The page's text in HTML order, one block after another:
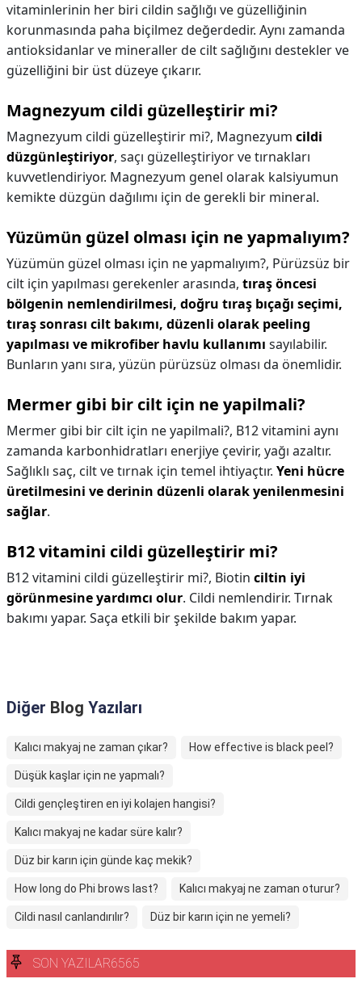
vitaminlerinin her biri cildin sağlığı ve güzelliğinin
korunmasında paha biçilmez değerdedir. Aynı zamanda
antioksidanlar ve mineraller de cilt sağlığını destekler ve
güzelliğini bir üst düzeye çıkarır.
Magnezyum cildi güzelleştirir mi?
Magnezyum cildi güzelleştirir mi?, Magnezyum cildi
düzgünleştiriyor, saçı güzelleştiriyor ve tırnakları
kuvvetlendiriyor. Magnezyum genel olarak kalsiyumun
kemikte düzgün dağılımı için de gerekli bir mineral.
Yüzümün güzel olması için ne yapmalıyım?
Yüzümün güzel olması için ne yapmalıyım?, Pürüzsüz bir
cilt için yapılması gerekenler arasında, tıraş öncesi
bölgenin nemlendirilmesi, doğru tıraş bıçağı seçimi,
tıraş sonrası cilt bakımı, düzenli olarak peeling
yapılması ve mikrofiber havlu kullanımı sayılabilir.
Bunların yanı sıra, yüzün pürüzsüz olması da önemlidir.
Mermer gibi bir cilt için ne yapilmali?
Mermer gibi bir cilt için ne yapilmali?, B12 vitamini aynı
zamanda karbonhidratları enerjiye çevirir, yağı azaltır.
Sağlıklı saç, cilt ve tırnak için temel ihtiyaçtır. Yeni hücre
üretilmesini ve derinin düzenli olarak yenilenmesini
sağlar.
B12 vitamini cildi güzelleştirir mi?
B12 vitamini cildi güzelleştirir mi?, Biotin ciltin iyi
görünmesine yardımcı olur. Cildi nemlendirir. Tırnak
bakımı yapar. Saça etkili bir şekilde bakım yapar.
Diğer Blog Yazıları
Kalıcı makyaj ne zaman çıkar? How effective is black peel?
Düşük kaşlar için ne yapmalı?
Cildi gençleştiren en iyi kolajen hangisi?
Kalıcı makyaj ne kadar süre kalır?
Düz bir karın için günde kaç mekik?
How long do Phi brows last? Kalıcı makyaj ne zaman oturur?
Cildi nasıl canlandırılır? Düz bir karın için ne yemeli?
SON YAZILAR6565